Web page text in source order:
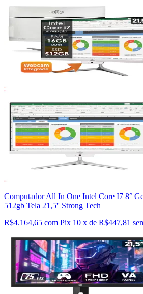
Computador All In One Intel Core I7 8°
512gb Tela 21,5'' Strong Tech
R$4.164,65 com Pix 10 x de R$447,81